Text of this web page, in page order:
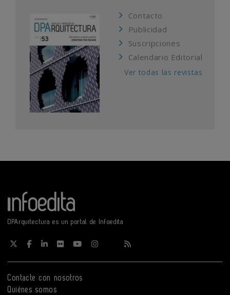
Contacto
Publicidad
Suscripciones
Calendario Editorial
Ver todas las revistas
DPArquitectura es un portal de Infoedita
Contacte con nosotros
Quiénes somos